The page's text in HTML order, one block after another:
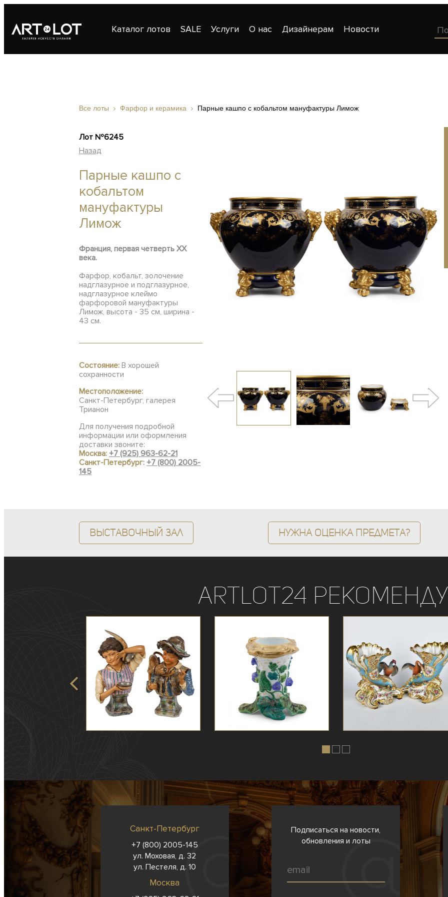
Каталог лотов SALE Услуги О нас Дизайнерам Новости
Все лоты Фарфор и керамика Парные кашпо с кобальтом мануфактуры Лимож
Лот №6245
Назад
Парные кашпо с
кобальтом
мануфактуры
Лимож
Франция, первая четверть ХХ
века.
Фарфор, кобальт, золочение
надглазурное и подглазурное,
надглазурное клеймо
фарфоровой мануфактуры
Лимож, высота - 35 см, ширина -
43 см.
Состояние: В хорошей
сохранности
Местоположение:
Санкт-Петербург, галерея
Трианон
Для получения подробной
информации или оформления
доставки звоните:
Москва: +7 (925) 963-62-21
Санкт-Петербург: +7 (800) 2005-
145
Выставочный зал Нужна оценка предмета?
ArtLot24
Санкт-Петербург
+7 (800) 2005-145
ул. Моховая, д. 32
ул. Пестеля, д. 10
Москва
Подписаться на новости,
обновления и лоты